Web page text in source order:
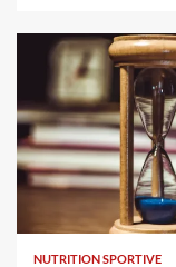
NUTRITION SPORTIVE